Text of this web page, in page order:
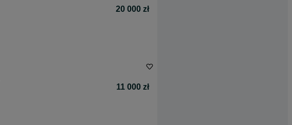
20 000 zł
11 000 zł